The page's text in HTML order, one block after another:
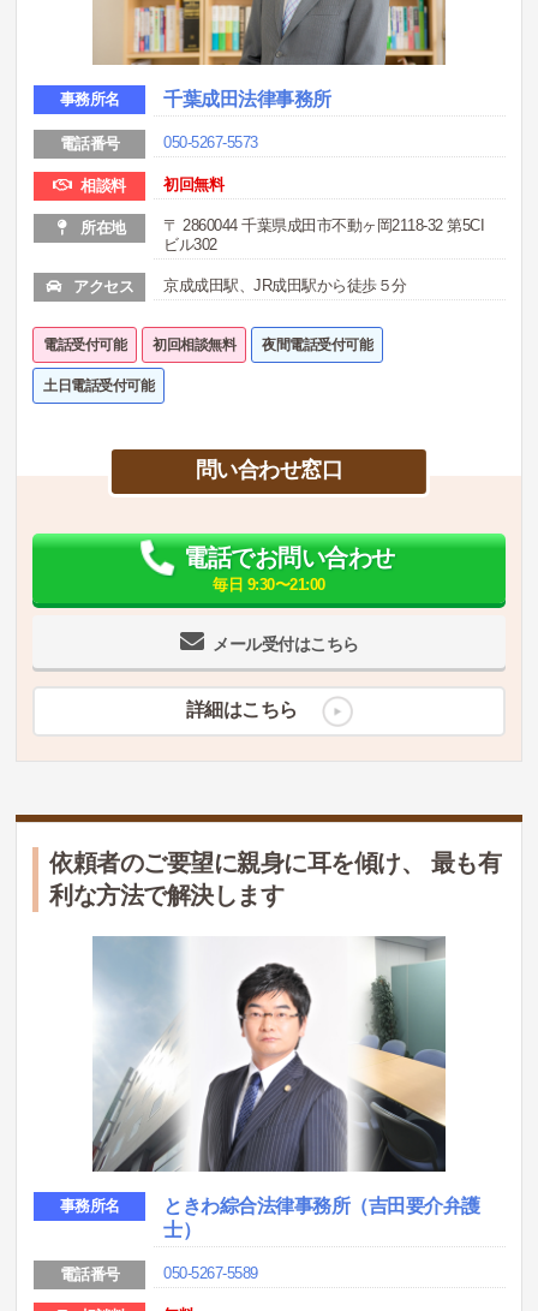
事務所名 千葉成田法律事務所
電話番号 050-5267-5573
相談料 初回無料
所在地
〒 2860044 千葉県成田市不動ヶ岡2118-32 第5CI
ビル302
アクセス 京成成田駅、JR成田駅から徒歩５分
電話受付可能 初回相談無料 夜間電話受付可能
土日電話受付可能
問い合わせ窓口
メール受付はこちら
電話でお問い合わせ
毎日 9:30〜21:00
詳細はこちら
依頼者のご要望に親身に耳を傾け、 最も有
利な方法で解決します
事務所名
ときわ綜合法律事務所（吉田要介弁護
士）
電話番号 050-5267-5589